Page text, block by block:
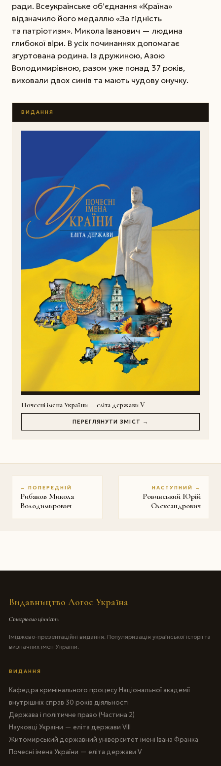
ради. Всеукраїнське об’єднання «Країна»
відзначило його медаллю «За гідність
та патріотизм». Микола Іванович — людина
глибокої віри. В усіх починаннях допомагає
згуртована родина. Із дружиною, Азою
Володимирівною, разом уже понад 37 років,
виховали двох синів та мають чудову онучку.
ВИДАННЯ
Почесні імена України — еліта держави V
ПЕРЕГЛЯНУТИ ЗМІСТ →
← ПОПЕРЕДНІЙ
Рибаков Микола
Володимирович
НАСТУПНИЙ →
Ровинський Юрій
Олександрович
Видавництво Логос Україна
Створюємо цінність
Іміджево-презентаційні видання. Популяризація української історії та
визначних імен України.
ВИДАННЯ
Кафедра кримінального процесу Національної академії
внутрішніх справ 30 років діяльності
Держава і політичне право (Частина 2)
Науковці України — еліта держави VIII
Житомирський державний університет імені Івана Франка
Почесні імена України — еліта держави V